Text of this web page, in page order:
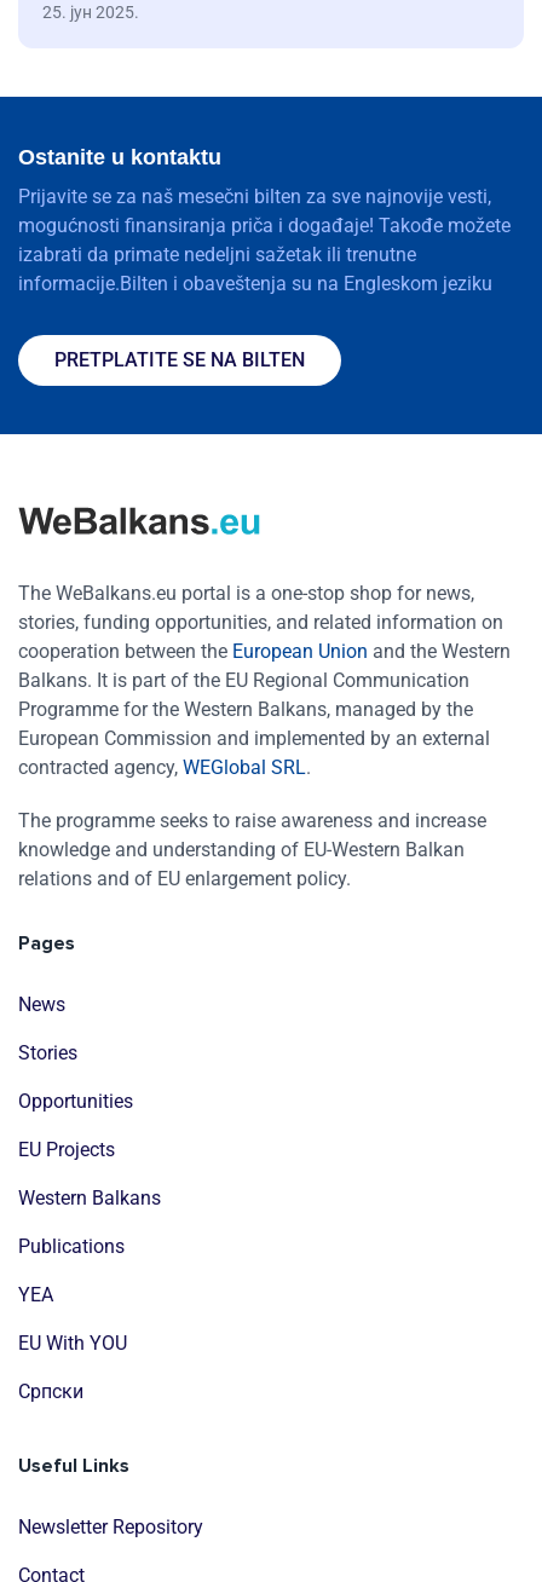
25. јун 2025.
Ostanite u kontaktu
Prijavite se za naš mesečni bilten za sve najnovije vesti,
mogućnosti finansiranja priča i događaje! Takođe možete
izabrati da primate nedeljni sažetak ili trenutne
informacije.Bilten i obaveštenja su na Engleskom jeziku
PRETPLATITE SE NA BILTEN
The WeBalkans.eu portal is a one-stop shop for news,
stories, funding opportunities, and related information on
cooperation between the European Union and the Western
Balkans. It is part of the EU Regional Communication
Programme for the Western Balkans, managed by the
European Commission and implemented by an external
contracted agency, WEGlobal SRL.
The programme seeks to raise awareness and increase
knowledge and understanding of EU-Western Balkan
relations and of EU enlargement policy.
Pages
News
Stories
Opportunities
EU Projects
Western Balkans
Publications
YEA
EU With YOU
Cрпски
Useful Links
Newsletter Repository
Contact